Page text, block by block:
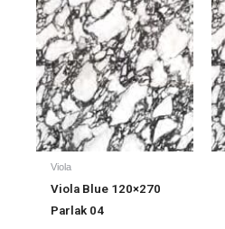
Viola
Viola Blue 120×270
Parlak 04